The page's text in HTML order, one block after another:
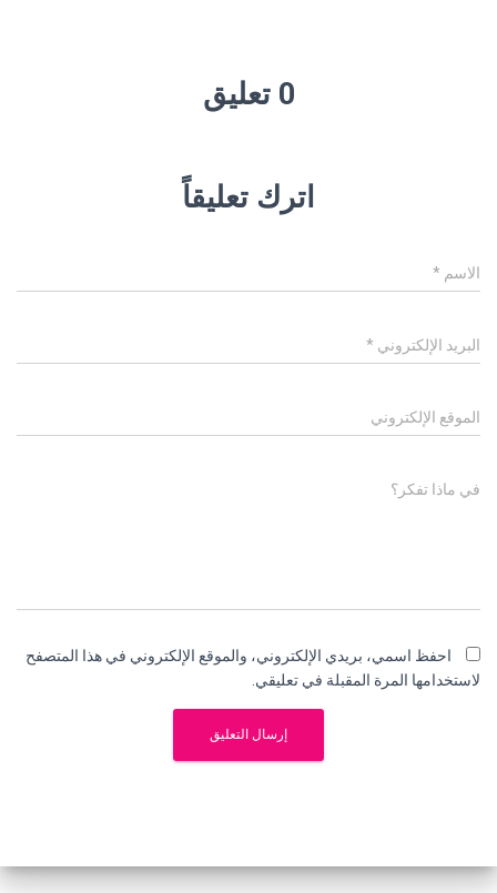
0 تعليق
اترك تعليقاً
الاسم *
البريد الإلكتروني *
الموقع الإلكتروني
في ماذا تفكر؟
احفظ اسمي، بريدي الإلكتروني، والموقع الإلكتروني في هذا المتصفح
لاستخدامها المرة المقبلة في تعليقي.